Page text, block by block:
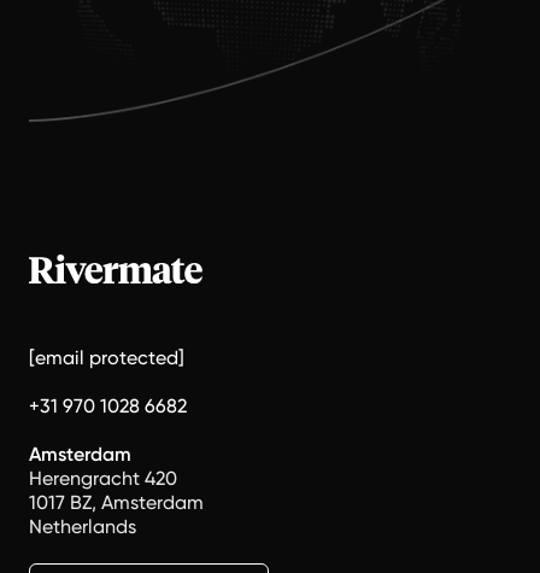
[email protected]
+31 970 1028 6682
Amsterdam
Herengracht 420
1017 BZ, Amsterdam
Netherlands